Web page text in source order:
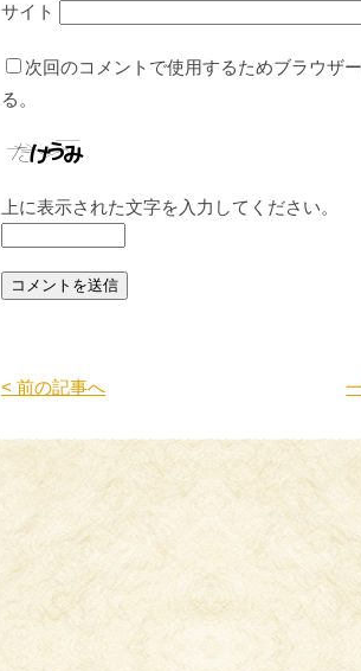
サイト
次回のコメントで使用するためブラウザ
る。
上に表示された文字を入力してください。
< 前の記事へ